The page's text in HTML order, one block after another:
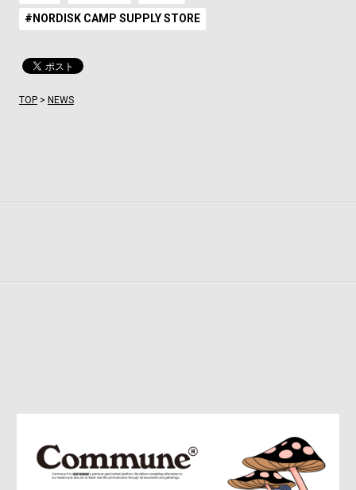
#NORDISK CAMP SUPPLY STORE
TOP> NEWS